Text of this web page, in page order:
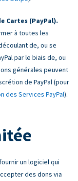
Cartes (PayPal).
à toutes les
de, ou se
par le biais de, ou
générales peuvent
de PayPal (pour
des Services PayPal).
un logiciel qui
des dons via